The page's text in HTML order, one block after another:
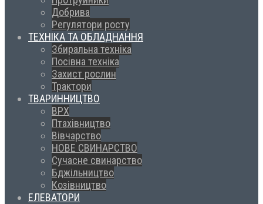
Добрива
Регулятори росту
ТЕХНІКА ТА ОБЛАДНАННЯ
Збиральна техніка
Посівна техніка
Захист рослин
Трактори
ТВАРИННИЦТВО
ВРХ
Птахівництво
Вівчарство
НОВЕ СВИНАРСТВО
Сучасне свинарство
Бджільництво
Козівництво
ЕЛЕВАТОРИ